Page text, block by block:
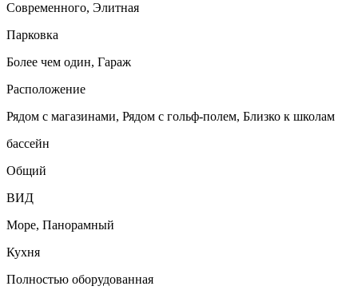
Cовременного, Элитная
Парковка
Более чем один, Гараж
Расположение
Рядом с магазинами, Рядом с гольф-полем, Близко к школам
бассейн
Общий
ВИД
Море, Панорамный
Кухня
Полностью оборудованная